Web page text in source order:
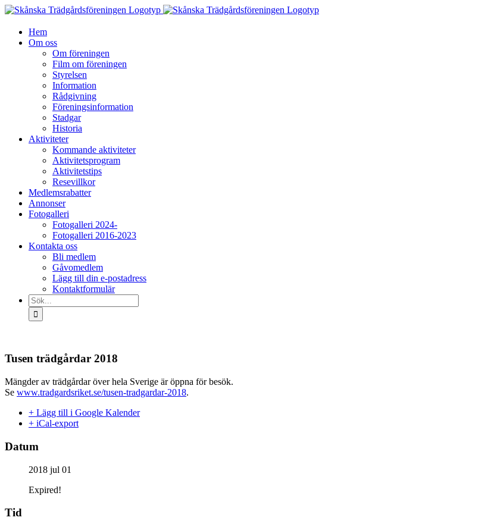
Fortsätt
innehållet
Hem
Om oss
Om föreningen
Film om föreningen
Styrelsen
Information
Rådgivning
Föreningsinformation
Stadgar
Historia
Aktiviteter
Kommande aktiviteter
Aktivitetsprogram
Aktivitetstips
Resevillkor
Medlemsrabatter
Annonser
Fotogalleri
Fotogalleri 2024-
Fotogalleri 2016-2023
Kontakta oss
Bli medlem
Gåvomedlem
Lägg till din e-postadress
Kontaktformulär
Sök
efter:
Tusen trädgårdar 2018
Mängder av trädgårdar över hela Sverige är öppna för besök.
Se www.tradgardsriket.se/tusen-tradgardar-2018.
+ Lägg till i Google Kalender
+ iCal-export
Datum
2018 jul 01
Expired!
Tid